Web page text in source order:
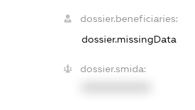
dossier.beneficiaries:
dossier.missingData
dossier.smida: